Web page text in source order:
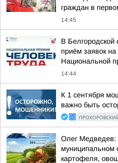
граждан в
14:45
В Белгородской
приём заявок
Национальной
14:44
К 1 сентября
важно быть
Олег Медведев:
муниципальном
картофеля,